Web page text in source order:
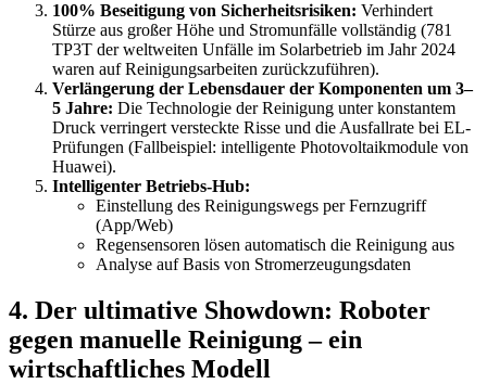
100% Beseitigung von Sicherheitsrisiken: Verhindert
Stürze aus großer Höhe und Stromunfälle vollständig (781
TP3T der weltweiten Unfälle im Solarbetrieb im Jahr 2024
waren auf Reinigungsarbeiten zurückzuführen).
Verlängerung der Lebensdauer der Komponenten um 3–
5 Jahre: Die Technologie der Reinigung unter konstantem
Druck verringert versteckte Risse und die Ausfallrate bei EL-
Prüfungen (Fallbeispiel: intelligente Photovoltaikmodule von
Huawei).
Intelligenter Betriebs-Hub:
Einstellung des Reinigungswegs per Fernzugriff
(App/Web)
Regensensoren lösen automatisch die Reinigung aus
Analyse auf Basis von Stromerzeugungsdaten
4. Der ultimative Showdown: Roboter
gegen manuelle Reinigung – ein
wirtschaftliches Modell